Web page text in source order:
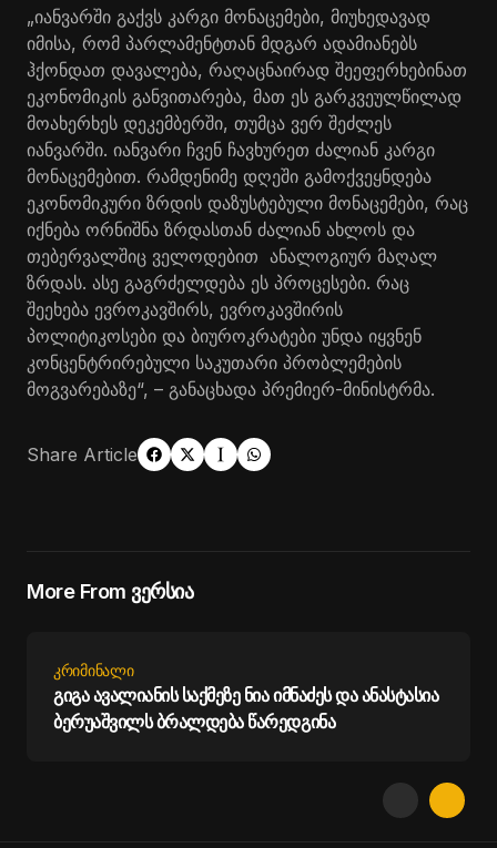
„იანვარში გაქვს კარგი მონაცემები, მიუხედავად
იმისა, რომ პარლამენტთან მდგარ ადამიანებს
ჰქონდათ დავალება, რაღაცნაირად შეეფერხებინათ
ეკონომიკის განვითარება, მათ ეს გარკვეულწილად
მოახერხეს დეკემბერში, თუმცა ვერ შეძლეს
იანვარში. იანვარი ჩვენ ჩავხურეთ ძალიან კარგი
მონაცემებით. რამდენიმე დღეში გამოქვეყნდება
ეკონომიკური ზრდის დაზუსტებული მონაცემები, რაც
იქნება ორნიშნა ზრდასთან ძალიან ახლოს და
თებერვალშიც ველოდებით ანალოგიურ მაღალ
ზრდას. ასე გაგრძელდება ეს პროცესები. რაც
შეეხება ევროკავშირს, ევროკავშირის
პოლიტიკოსები და ბიუროკრატები უნდა იყვნენ
კონცენტრირებული საკუთარი პრობლემების
მოგვარებაზე“, – განაცხადა პრემიერ-მინისტრმა.
Share Article
More From ვერსია
ᲙᲠᲘᲛᲘᲜᲐᲚᲘ
გიგა ავალიანის საქმეზე ნია იმნაძეს და ანასტასია
ბერუაშვილს ბრალდება წარედგინა